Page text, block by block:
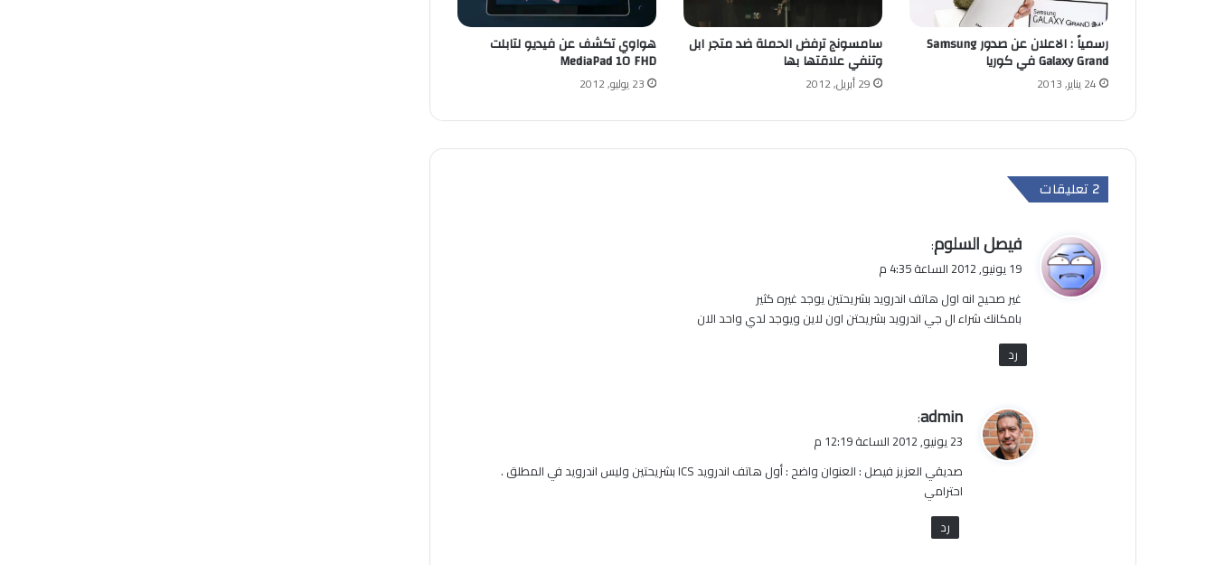
رسمياً : الاعلان عن صدور Samsung
Galaxy Grand في كوريا
24 يناير, 2013
سامسونج ترفض الحملة ضد متجر ابل
وتنفي علاقتها بها
29 أبريل, 2012
هواوي تكشف عن فيديو لتابلت
MediaPad 10 FHD
23 يوليو, 2012
‫2 تعليقات
ي
ق
ل
فيصل السلوم:
19 يونيو, 2012 الساعة 4:35 م
غير صحيح انه اول هاتف اندرويد بشريحتين يوجد غيره كثير
بامكانك شراء ال جي اندرويد بشريحتن اون لاين ويوجد لدي واحد الان
رد
ي
ق
ل
admin
:
23 يونيو, 2012 الساعة 12:19 م
صديقي العزيز فيصل : العنوان واضح : أول هاتف اندرويد ICS بشريحتين وليس اندرويد في المطلق .
احترامي
رد